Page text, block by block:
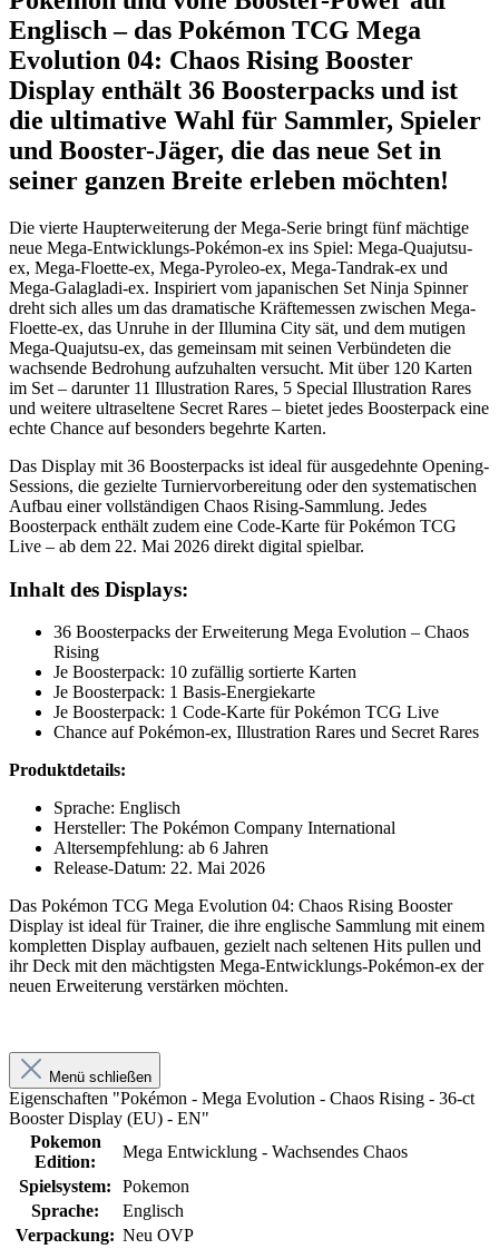
Englisch – das Pokémon TCG Mega
Evolution 04: Chaos Rising Booster
Display enthält 36 Boosterpacks und ist
die ultimative Wahl für Sammler, Spieler
und Booster-Jäger, die das neue Set in
seiner ganzen Breite erleben möchten!
Die vierte Haupterweiterung der Mega-Serie bringt fünf mächtige
neue Mega-Entwicklungs-Pokémon-ex ins Spiel: Mega-Quajutsu-
ex, Mega-Floette-ex, Mega-Pyroleo-ex, Mega-Tandrak-ex und
Mega-Galagladi-ex. Inspiriert vom japanischen Set Ninja Spinner
dreht sich alles um das dramatische Kräftemessen zwischen Mega-
Floette-ex, das Unruhe in der Illumina City sät, und dem mutigen
Mega-Quajutsu-ex, das gemeinsam mit seinen Verbündeten die
wachsende Bedrohung aufzuhalten versucht. Mit über 120 Karten
im Set – darunter 11 Illustration Rares, 5 Special Illustration Rares
und weitere ultraseltene Secret Rares – bietet jedes Boosterpack eine
echte Chance auf besonders begehrte Karten.
Das Display mit 36 Boosterpacks ist ideal für ausgedehnte Opening-
Sessions, die gezielte Turniervorbereitung oder den systematischen
Aufbau einer vollständigen Chaos Rising-Sammlung. Jedes
Boosterpack enthält zudem eine Code-Karte für Pokémon TCG
Live – ab dem 22. Mai 2026 direkt digital spielbar.
Inhalt des Displays:
36 Boosterpacks der Erweiterung Mega Evolution – Chaos
Rising
Je Boosterpack: 10 zufällig sortierte Karten
Je Boosterpack: 1 Basis-Energiekarte
Je Boosterpack: 1 Code-Karte für Pokémon TCG Live
Chance auf Pokémon-ex, Illustration Rares und Secret Rares
Produktdetails:
Sprache: Englisch
Hersteller: The Pokémon Company International
Altersempfehlung: ab 6 Jahren
Release-Datum: 22. Mai 2026
Das Pokémon TCG Mega Evolution 04: Chaos Rising Booster
Display ist ideal für Trainer, die ihre englische Sammlung mit einem
kompletten Display aufbauen, gezielt nach seltenen Hits pullen und
ihr Deck mit den mächtigsten Mega-Entwicklungs-Pokémon-ex der
neuen Erweiterung verstärken möchten.
Menü schließen
Eigenschaften "Pokémon - Mega Evolution - Chaos Rising - 36-ct
Booster Display (EU) - EN"
Pokemon
Edition:
Mega Entwicklung - Wachsendes Chaos
Spielsystem:
Pokemon
Sprache:
Englisch
Verpackung: Neu OVP